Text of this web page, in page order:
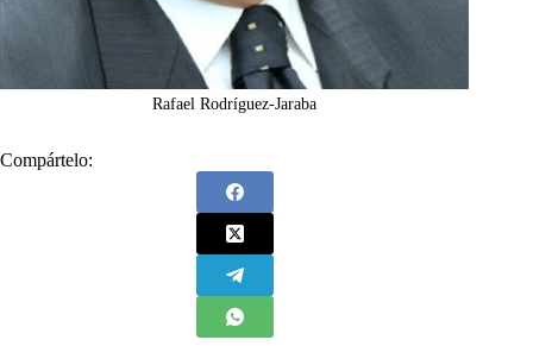
Rafael Rodríguez-Jaraba
Compártelo: